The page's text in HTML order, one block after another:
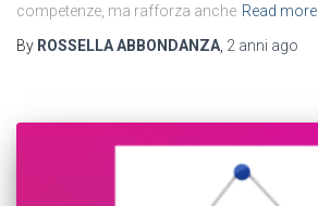
competenze, ma rafforza anche Read more
By ROSSELLA ABBONDANZA 2 anni ago